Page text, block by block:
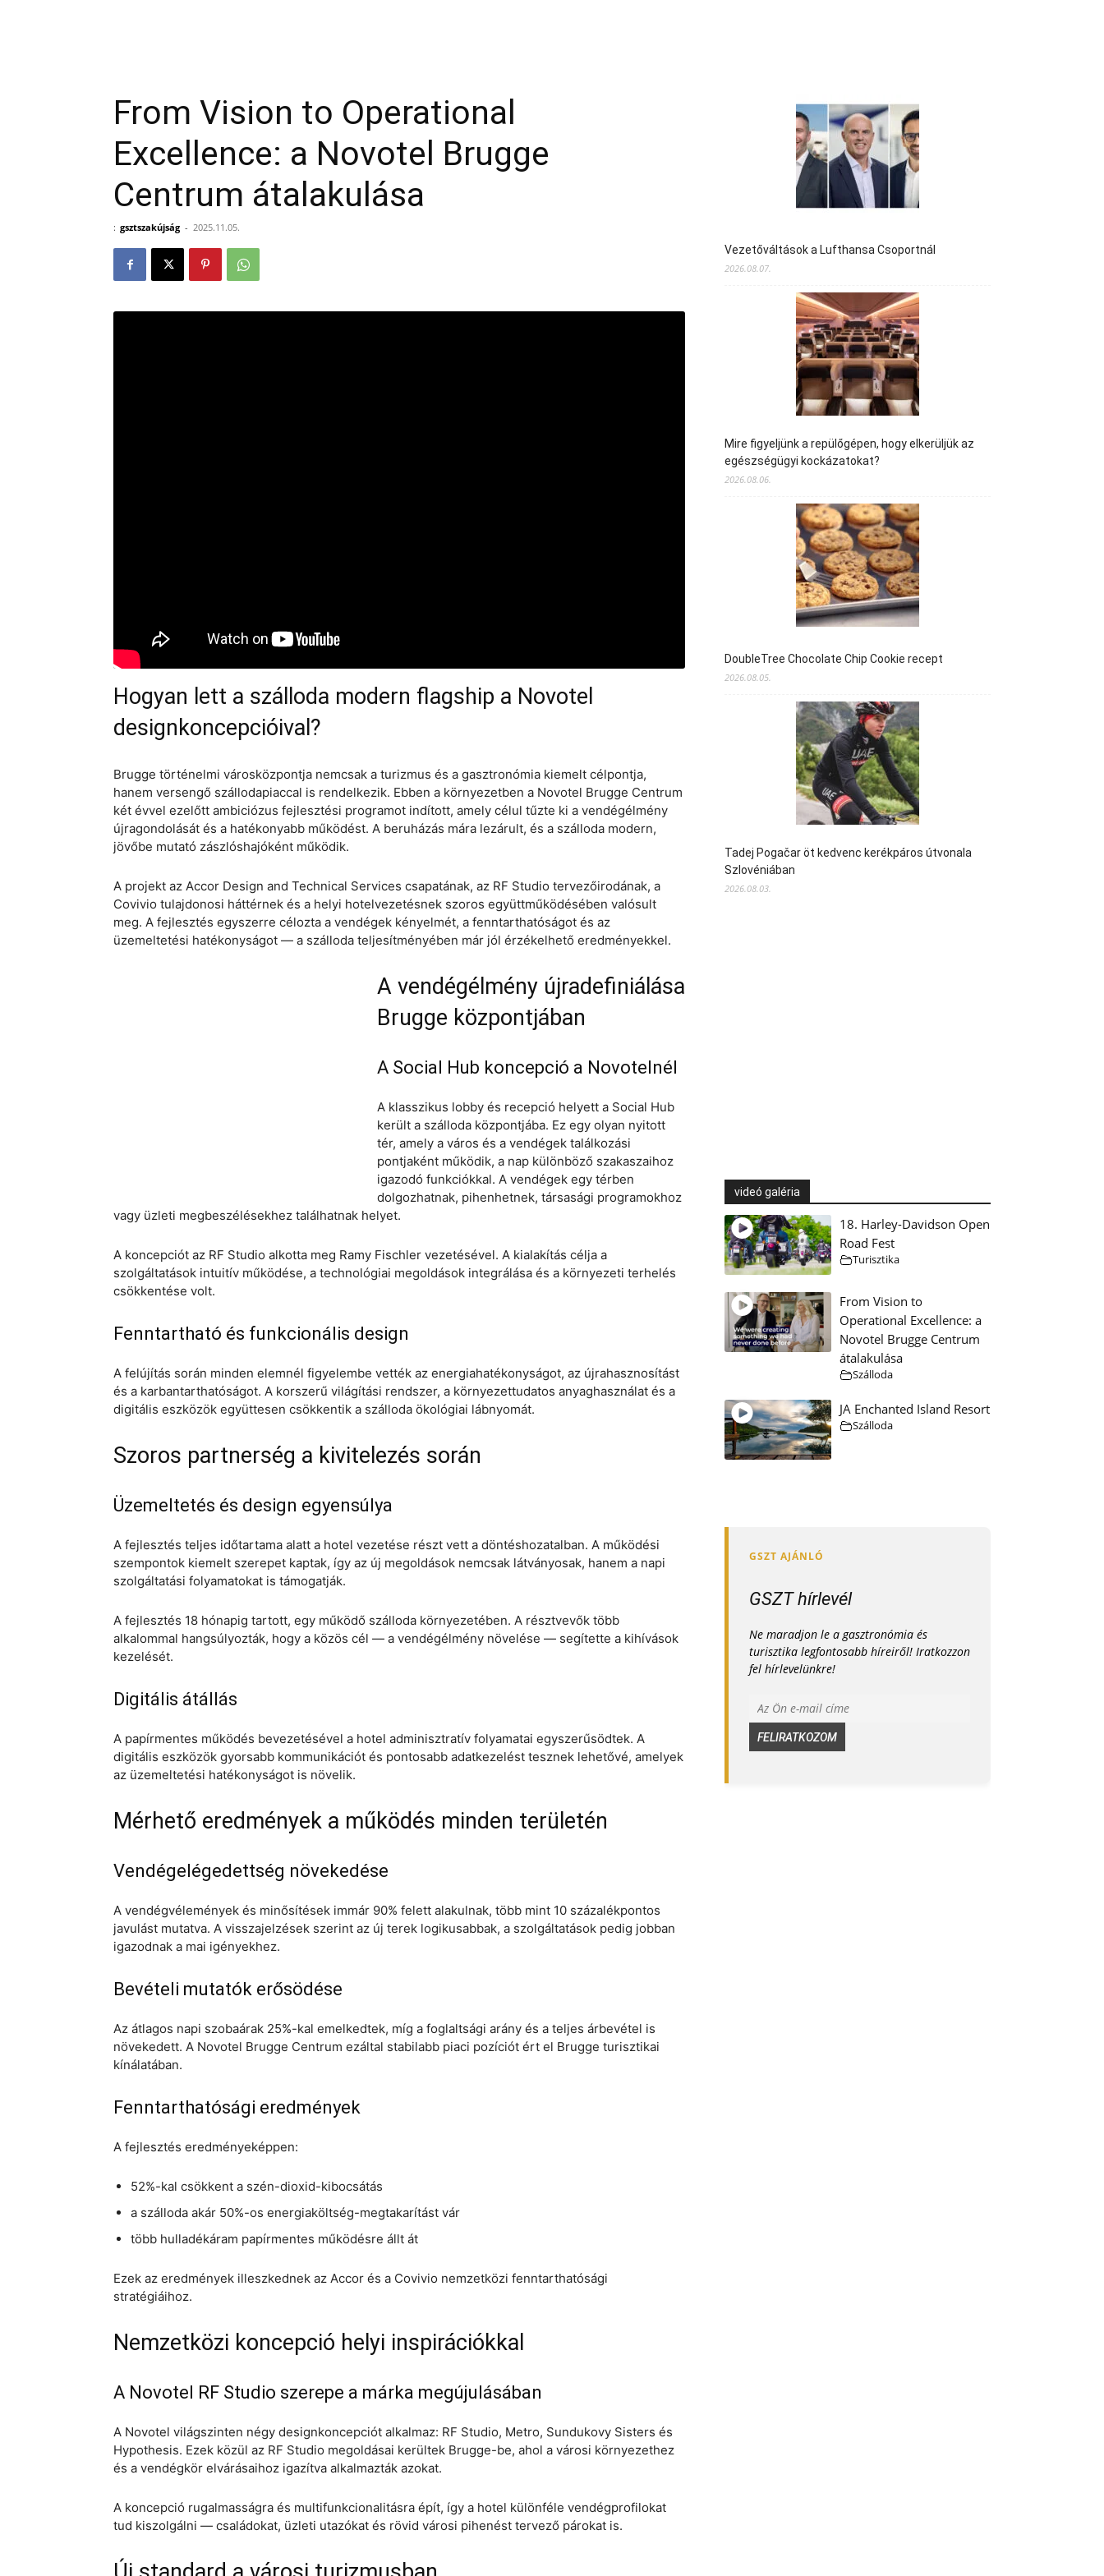
From Vision to Operational
Excellence: a Novotel Brugge
Centrum átalakulása
: gsztszakújság - 2025.11.05.
Hogyan lett a szálloda modern flagship a Novotel
designkoncepcióival?
Brugge történelmi városközpontja nemcsak a turizmus és a gasztronómia kiemelt célpontja,
hanem versengő szállodapiaccal is rendelkezik. Ebben a környezetben a Novotel Brugge Centrum
két évvel ezelőtt ambiciózus fejlesztési programot indított, amely célul tűzte ki a vendégélmény
újragondolását és a hatékonyabb működést. A beruházás mára lezárult, és a szálloda modern,
jövőbe mutató zászlóshajóként működik.
A projekt az Accor Design and Technical Services csapatának, az RF Studio tervezőirodának, a
Covivio tulajdonosi háttérnek és a helyi hotelvezetésnek szoros együttműködésében valósult
meg. A fejlesztés egyszerre célozta a vendégek kényelmét, a fenntarthatóságot és az
üzemeltetési hatékonyságot — a szálloda teljesítményében már jól érzékelhető eredményekkel.
A vendégélmény újradefiniálása
Brugge központjában
A Social Hub koncepció a Novotelnél
A klasszikus lobby és recepció helyett a Social Hub
került a szálloda központjába. Ez egy olyan nyitott
tér, amely a város és a vendégek találkozási
pontjaként működik, a nap különböző szakaszaihoz
igazodó funkciókkal. A vendégek egy térben
dolgozhatnak, pihenhetnek, társasági programokhoz
vagy üzleti megbeszélésekhez találhatnak helyet.
A koncepciót az RF Studio alkotta meg Ramy Fischler vezetésével. A kialakítás célja a
szolgáltatások intuitív működése, a technológiai megoldások integrálása és a környezeti terhelés
csökkentése volt.
Fenntartható és funkcionális design
A felújítás során minden elemnél figyelembe vették az energiahatékonyságot, az újrahasznosítást
és a karbantarthatóságot. A korszerű világítási rendszer, a környezettudatos anyaghasználat és a
digitális eszközök együttesen csökkentik a szálloda ökológiai lábnyomát.
Szoros partnerség a kivitelezés során
Üzemeltetés és design egyensúlya
A fejlesztés teljes időtartama alatt a hotel vezetése részt vett a döntéshozatalban. A működési
szempontok kiemelt szerepet kaptak, így az új megoldások nemcsak látványosak, hanem a napi
szolgáltatási folyamatokat is támogatják.
A fejlesztés 18 hónapig tartott, egy működő szálloda környezetében. A résztvevők több
alkalommal hangsúlyozták, hogy a közös cél — a vendégélmény növelése — segítette a kihívások
kezelését.
Digitális átállás
A papírmentes működés bevezetésével a hotel adminisztratív folyamatai egyszerűsödtek. A
digitális eszközök gyorsabb kommunikációt és pontosabb adatkezelést tesznek lehetővé, amelyek
az üzemeltetési hatékonyságot is növelik.
Mérhető eredmények a működés minden területén
Vendégelégedettség növekedése
A vendégvélemények és minősítések immár 90% felett alakulnak, több mint 10 százalékpontos
javulást mutatva. A visszajelzések szerint az új terek logikusabbak, a szolgáltatások pedig jobban
igazodnak a mai igényekhez.
Bevételi mutatók erősödése
Az átlagos napi szobaárak 25%-kal emelkedtek, míg a foglaltsági arány és a teljes árbevétel is
növekedett. A Novotel Brugge Centrum ezáltal stabilabb piaci pozíciót ért el Brugge turisztikai
kínálatában.
Fenntarthatósági eredmények
A fejlesztés eredményeképpen:
52%-kal csökkent a szén-dioxid-kibocsátás
a szálloda akár 50%-os energiaköltség-megtakarítást vár
több hulladékáram papírmentes működésre állt át
Ezek az eredmények illeszkednek az Accor és a Covivio nemzetközi fenntarthatósági
stratégiáihoz.
Nemzetközi koncepció helyi inspirációkkal
A Novotel RF Studio szerepe a márka megújulásában
A Novotel világszinten négy designkoncepciót alkalmaz: RF Studio, Metro, Sundukovy Sisters és
Hypothesis. Ezek közül az RF Studio megoldásai kerültek Brugge-be, ahol a városi környezethez
és a vendégkör elvárásaihoz igazítva alkalmazták azokat.
A koncepció rugalmasságra és multifunkcionalitásra épít, így a hotel különféle vendégprofilokat
tud kiszolgálni — családokat, üzleti utazókat és rövid városi pihenést tervező párokat is.
Vezetőváltások a Lufthansa Csoportnál
2026.08.07.
Mire figyeljünk a repülőgépen, hogy elkerüljük az
egészségügyi kockázatokat?
2026.08.06.
DoubleTree Chocolate Chip Cookie recept
2026.08.05.
Tadej Pogačar öt kedvenc kerékpáros útvonala
Szlovéniában
2026.08.03.
videó galéria
18. Harley-Davidson Open
Road Fest
Turisztika
From Vision to
Operational Excellence: a
Novotel Brugge Centrum
átalakulása
Szálloda
JA Enchanted Island Resort
Szálloda
GSZT hírlevél
Ne maradjon le a gasztronómia és
turisztika legfontosabb híreiről! Iratkozzon
fel hírlevelünkre!